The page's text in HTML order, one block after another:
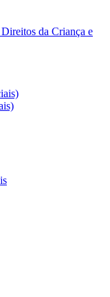
da Criança e